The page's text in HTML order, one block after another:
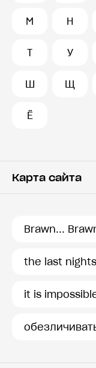
М Н
Т У
Ш Щ
Ё
Карта сайта
Brawn...
the last nights
it is